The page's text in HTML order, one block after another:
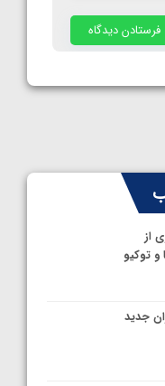
از
و توکیو
جدید